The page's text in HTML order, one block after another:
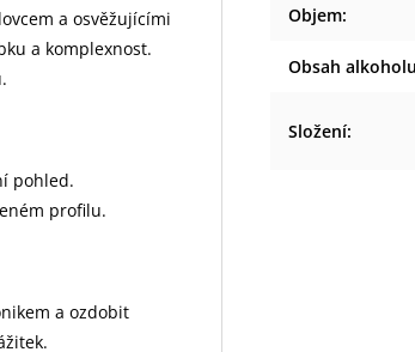
a osvěžujícími
a komplexnost.
pohled.
profilu.
a ozdobit
Objem:
Obsah alkoholu
Složení: